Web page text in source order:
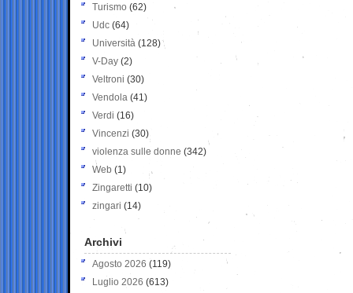
Turismo (62)
Udc (64)
Università (128)
V-Day (2)
Veltroni (30)
Vendola (41)
Verdi (16)
Vincenzi (30)
violenza sulle donne (342)
Web (1)
Zingaretti (10)
zingari (14)
Archivi
Agosto 2026 (119)
Luglio 2026 (613)